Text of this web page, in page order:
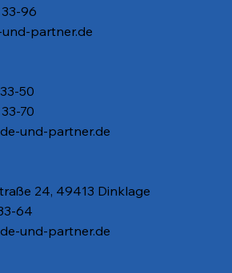
96
partner.de
50
70
und-partner.de
24, 49413 Dinklage
64
und-partner.de